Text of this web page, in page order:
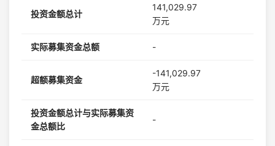
投资金额总计
141,029.97
万元
实际募集资金总额 -
超额募集资金
-141,029.97
万元
投资金额总计与实际募集资
金总额比
-